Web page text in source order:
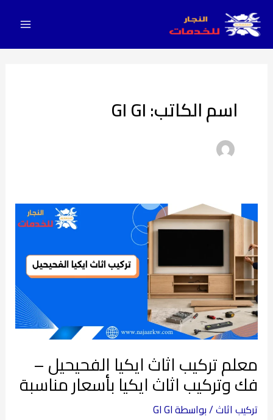
تخطي
إلى
المحتوى
اسم الكاتب: GI GI
معلم تركيب اثاث ايكيا الفحيحيل –
فك وتركيب اثاث ايكيا بأسعار مناسبة
تركيب اثاث/ بواسطةGI GI
معلم
تركيب
اثاث
ايكيا
الفحيحيل
–
فك
وتركيب
اثاث
ايكيا
بأسعار
مناسبة